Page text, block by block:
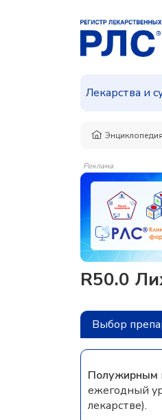
Лекарства и
Реклама
R50.0
Выбор
Полужирным
ежегодный
лекарстве).